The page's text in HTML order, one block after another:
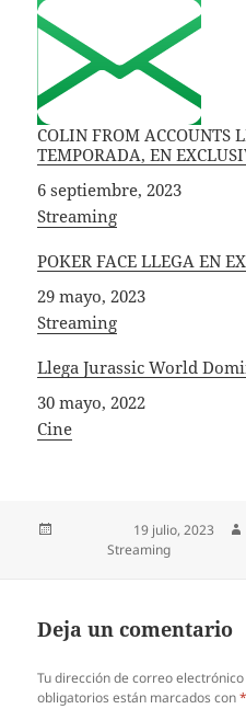
COLIN FROM ACCOUNTS
TEMPORADA, EN
Fecha
6 septiembre, 2023
In relation to
Streaming
POKER FACE LLEGA EN
Fecha
29 mayo, 2023
In relation to
Streaming
Llega Jurassic World
Fecha
30 mayo, 2022
In relation to
Cine
19 julio, 2023
CategoríasStreaming
Deja un comentario
Tu dirección de correo
obligatorios están marcados con*